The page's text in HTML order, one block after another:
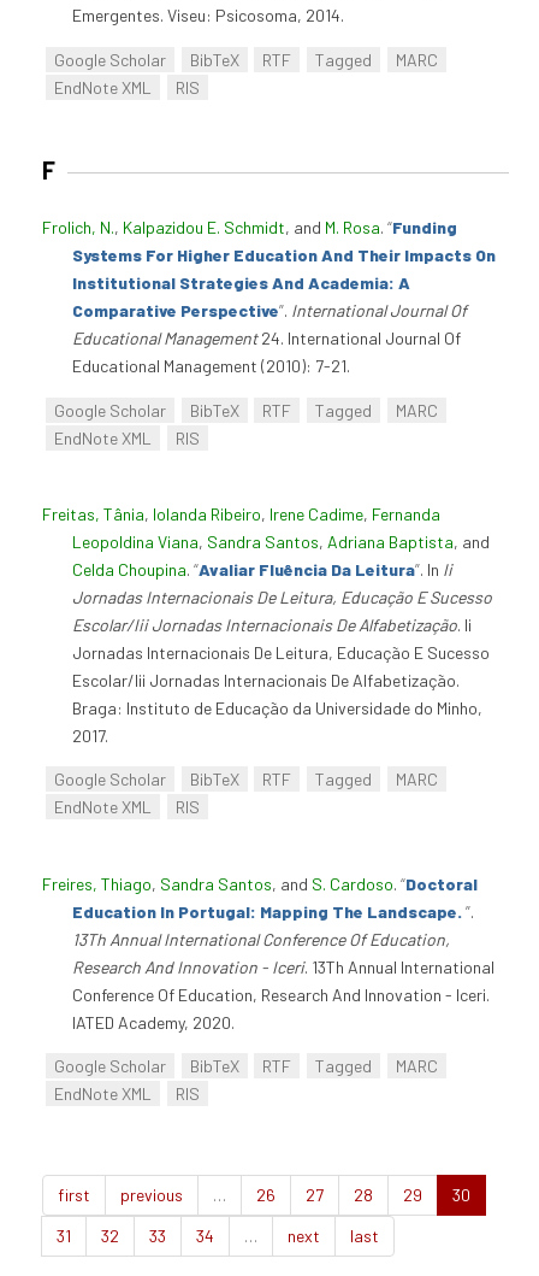
Emergentes. Viseu: Psicosoma, 2014.
Google Scholar BibTeX RTF Tagged
MARC
EndNote XML
RIS
F
Frolich, N., Kalpazidou E. Schmidt, and M. Rosa. “Funding
Systems For Higher Education And Their Impacts On
Institutional Strategies And Academia: A
Comparative Perspective”. International Journal Of
Educational Management24. International Journal Of
Educational Management (2010): 7-21.
Google Scholar BibTeX RTF Tagged
MARC
EndNote XML
RIS
Freitas, Tânia, Iolanda Ribeiro, Irene Cadime, Fernanda
Leopoldina Viana, Sandra Santos, Adriana Baptista, and
Celda Choupina. “Avaliar Fluência Da Leitura”. In Ii
Jornadas Internacionais De Leitura, Educação E Sucesso
Escolar/Iii Jornadas Internacionais De Alfabetização. Ii
Jornadas Internacionais De Leitura, Educação E Sucesso
Escolar/Iii Jornadas Internacionais De Alfabetização.
Braga: Instituto de Educação da Universidade do Minho,
2017.
Google Scholar BibTeX RTF Tagged
MARC
EndNote XML
RIS
Freires, Thiago, Sandra Santos, and S. Cardoso. “Doctoral
Education In Portugal: Mapping The Landscape.”.
13Th Annual International Conference Of Education,
Research And Innovation - Iceri. 13Th Annual International
Conference Of Education, Research And Innovation - Iceri.
IATED Academy, 2020.
Google Scholar BibTeX RTF Tagged
MARC
EndNote XML
RIS
first previous … 26 27 28 29
30
31
32 33 34 … next last